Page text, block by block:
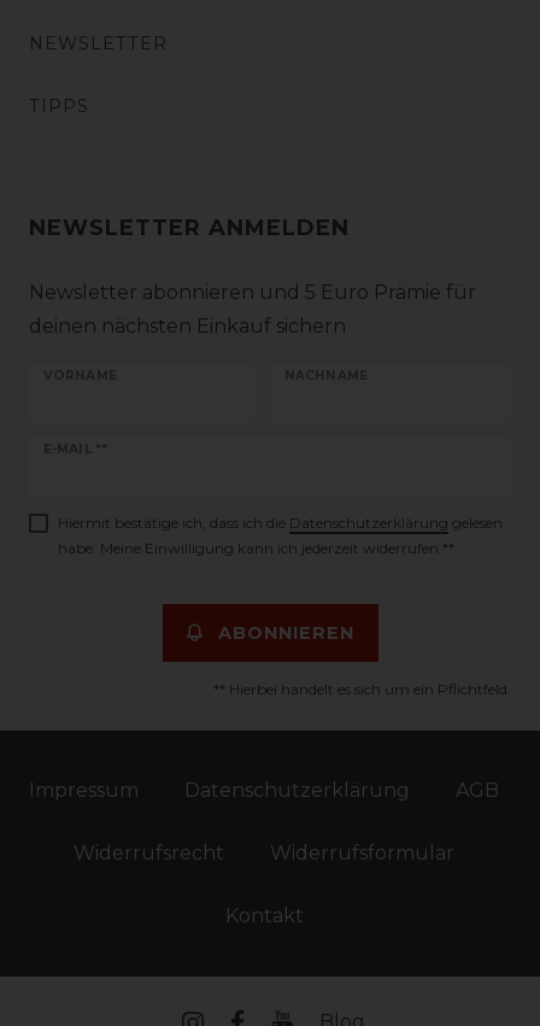
NEWSLETTER
TIPPS
NEWSLETTER ANMELDEN
Newsletter abonnieren und 5 Euro Prämie für
deinen nächsten Einkauf sichern
VORNAME NACHNAME
E-MAIL **
Newsletter
Hiermit bestätige ich, dass ich die Daten­schutz­erklärung gelesen
habe. Meine Einwilligung kann ich jederzeit widerrufen.**
ABONNIEREN
** Hierbei handelt es sich um ein Pflichtfeld.
Impressum Daten­schutz­erklärung AGB
Widerrufs­recht Widerrufs­formular
Kontakt